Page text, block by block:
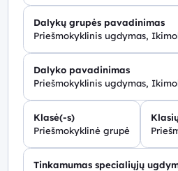
Dalykų grupės pavadinimas
Priešmokyklinis ugdymas,
Dalyko pavadinimas
Priešmokyklinis ugdymas,
Klasė(-s)
Priešmokyklinė grupė
Tinkamumas specialiųjų